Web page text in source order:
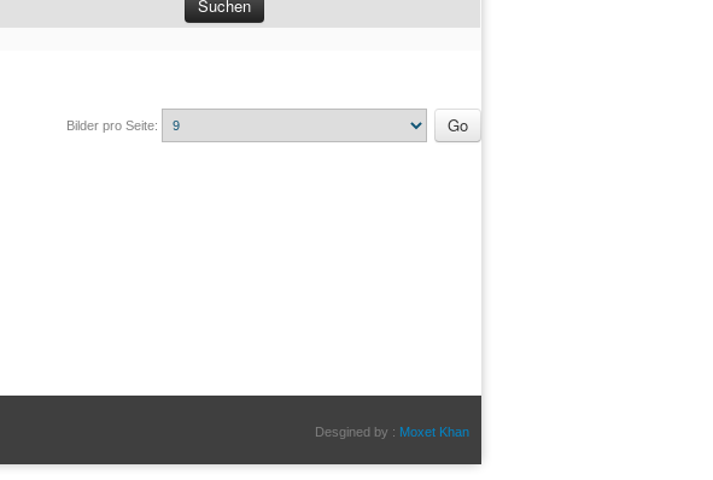
Bilder pro Seite:
Desgined by : Moxet Khan